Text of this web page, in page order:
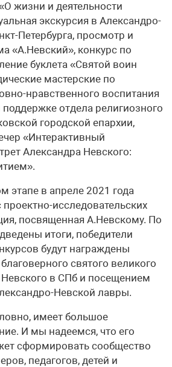
жизни и деятельности
экскурсия в Александро-
Петербурга, просмотр и
«А.Невский», конкурс по
буклета «Святой воин
мастерские по
нравственного воспитания
отдела религиозного
городской епархии,
«Интерактивный
Александра Невского:
этапе в апреле 2021 года
проектно-исследовательских
посвященная А.Невскому. По
итоги, победители
будут награждены
святого великого
Невского в СПб и посещением
Невской лавры.
имеет большое
И мы надеемся, что его
сформировать сообщество
педагогов, детей и